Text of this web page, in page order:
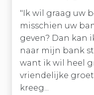
"Ik wil graag uw
misschien uw
geven? Dan kan
naar mijn bank
want ik wil heel
vriendelijke
kreeg...